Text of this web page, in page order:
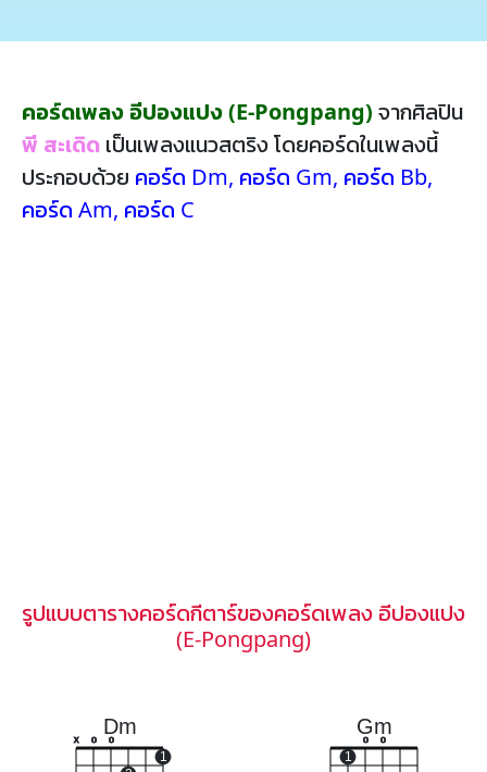
คอร์ดเพลง อีปองแปง (E-Pongpang) จากศิลปิน
พี สะเดิด เป็นเพลงแนวสตริง โดยคอร์ดในเพลงนี้
ประกอบด้วย คอร์ด Dm, คอร์ด Gm, คอร์ด Bb,
คอร์ด Am, คอร์ด C
รูปแบบตารางคอร์ดกีตาร์ของคอร์ดเพลง อีปองแปง
(E-Pongpang)
Dm
x o o
1
Gm
1
o o